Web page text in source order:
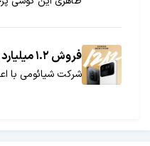
فروش ۱.۲ میلیارد یوآنی شیائومی می 11 الترا و می 11 پرو در یک دقیقه!
شرکت شیائومی با